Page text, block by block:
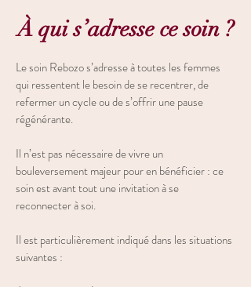
À qui s’adresse ce soin ?
Le soin Rebozo s’adresse à toutes les femmes
qui ressentent le besoin de se recentrer, de
refermer un cycle ou de s’offrir une pause
régénérante.
Il n’est pas nécessaire de vivre un
bouleversement majeur pour en bénéficier : ce
soin est avant tout une invitation à se
reconnecter à soi.
Il est particulièrement indiqué dans les situations
suivantes :